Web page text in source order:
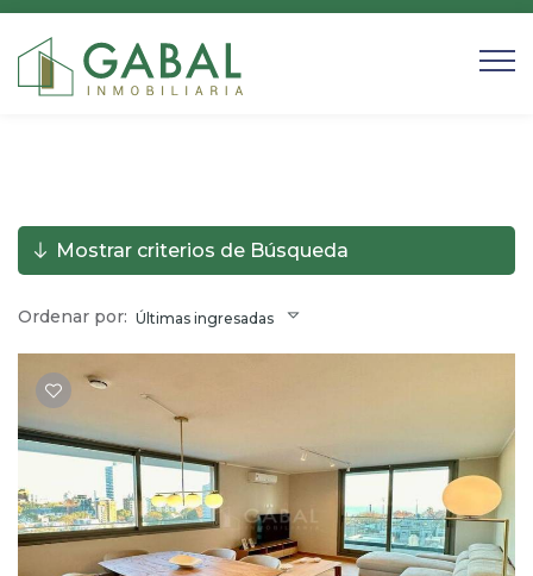
Mostrar criterios de Búsqueda
Ordenar por: Últimas ingresadas